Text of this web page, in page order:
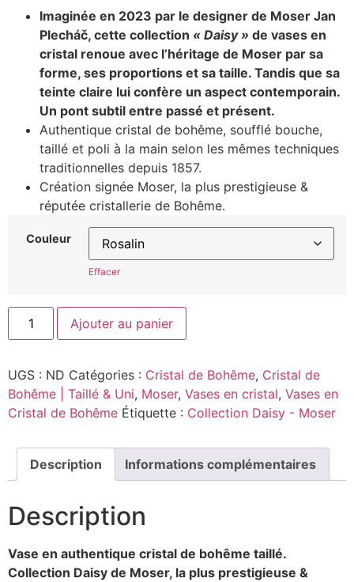
Imaginée en 2023 par le designer de Moser Jan
Plecháč, cette collection « Daisy » de vases en
cristal renoue avec l’héritage de Moser par sa
forme, ses proportions et sa taille. Tandis que sa
teinte claire lui confère un aspect contemporain.
Un pont subtil entre passé et présent.
Authentique cristal de bohême, soufflé bouche,
taillé et poli à la main selon les mêmes techniques
traditionnelles depuis 1857.
Création signée Moser, la plus prestigieuse &
réputée cristallerie de Bohême.
Couleur
Effacer
Ajouter au panier
UGS : ND Catégories : Cristal de Bohême, Cristal de
Bohême | Taillé & Uni, Moser, Vases en cristal, Vases en
Cristal de Bohême Étiquette : Collection Daisy - Moser
Description Informations complémentaires
Description
Vase en authentique cristal de bohême taillé.
Collection Daisy de Moser, la plus prestigieuse &